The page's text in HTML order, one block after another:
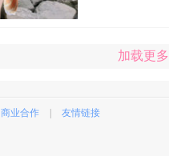
加载更
商业合作 友情链接